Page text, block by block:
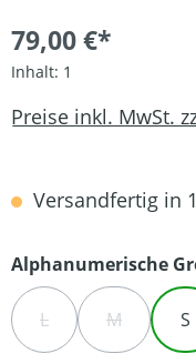
79,00 €*
Inhalt: 1
Preise inkl. MwSt.
Versandfertig in
Alphanumerische
L(DIESE OPTION IST
M(DIESE S